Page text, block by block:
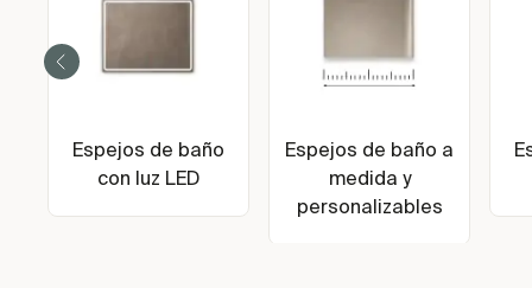
Espejos de baño
con luz LED
Espejos de baño a
medida y
personalizables